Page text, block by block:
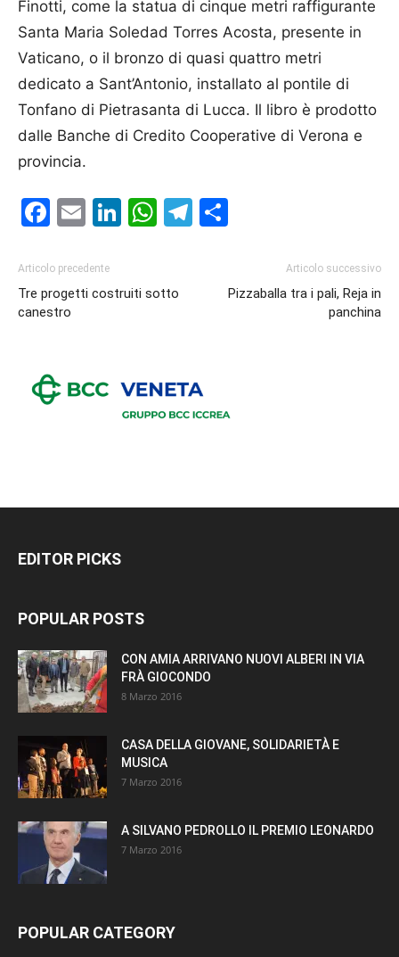
Finotti, come la statua di cinque metri raffigurante
Santa Maria Soledad Torres Acosta, presente in
Vaticano, o il bronzo di quasi quattro metri
dedicato a Sant’Antonio, installato al pontile di
Tonfano di Pietrasanta di Lucca. Il libro è prodotto
dalle Banche di Credito Cooperative di Verona e
provincia.
Facebook
EmailLinkedIn
WhatsApp
Telegram
Articolo precedente
Tre progetti costruiti sotto
canestro
Articolo successivo
Pizzaballa tra i pali, Reja in
panchina
EDITOR PICKS
POPULAR POSTS
CON AMIA ARRIVANO NUOVI ALBERI IN VIA
FRÀ GIOCONDO
8 Marzo 2016
CASA DELLA GIOVANE, SOLIDARIETÀ E
MUSICA
7 Marzo 2016
A SILVANO PEDROLLO IL PREMIO LEONARDO
7 Marzo 2016
POPULAR CATEGORY